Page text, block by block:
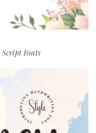
Script Fonts